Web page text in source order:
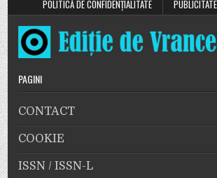
POLITICĂ DE CONFIDENȚIALITATE
PUBLICITATE
PAGINI
CONTACT
COOKIE
ISSN / ISSN-L